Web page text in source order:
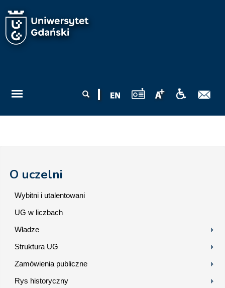
wyszukiwania
O uczelni
Wybitni i utalentowani
UG w liczbach
Władze
Struktura UG
Zamówienia publiczne
Rys historyczny